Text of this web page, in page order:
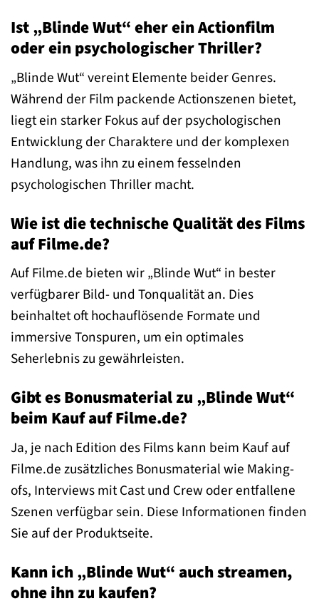
Ist „Blinde Wut“ eher ein Actionfilm
oder ein psychologischer Thriller?
„Blinde Wut“ vereint Elemente beider Genres.
Während der Film packende Actionszenen bietet,
liegt ein starker Fokus auf der psychologischen
Entwicklung der Charaktere und der komplexen
Handlung, was ihn zu einem fesselnden
psychologischen Thriller macht.
Wie ist die technische Qualität des Films
auf Filme.de?
Auf Filme.de bieten wir „Blinde Wut“ in bester
verfügbarer Bild- und Tonqualität an. Dies
beinhaltet oft hochauflösende Formate und
immersive Tonspuren, um ein optimales
Seherlebnis zu gewährleisten.
Gibt es Bonusmaterial zu „Blinde Wut“
beim Kauf auf Filme.de?
Ja, je nach Edition des Films kann beim Kauf auf
Filme.de zusätzliches Bonusmaterial wie Making-
ofs, Interviews mit Cast und Crew oder entfallene
Szenen verfügbar sein. Diese Informationen finden
Sie auf der Produktseite.
Kann ich „Blinde Wut“ auch streamen,
ohne ihn zu kaufen?